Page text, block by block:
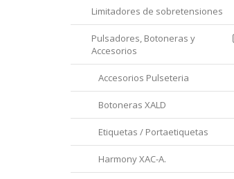
Limitadores de sobretensiones
Pulsadores, Botoneras y
Accesorios
Accesorios Pulseteria
Botoneras XALD
Etiquetas / Portaetiquetas
Harmony XAC-A.